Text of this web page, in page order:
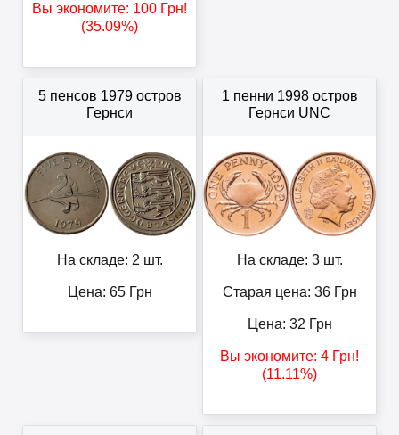
Вы экономите: 100 Грн!
(35.09%)
5 пенсов 1979 остров
Гернси
На складе: 2 шт.
Цена: 65Грн
1 пенни 1998 остров
Гернси UNC
На складе: 3 шт.
Старая цена: 36Грн
Цена: 32 Грн
Вы экономите: 4 Грн!
(11.11%)